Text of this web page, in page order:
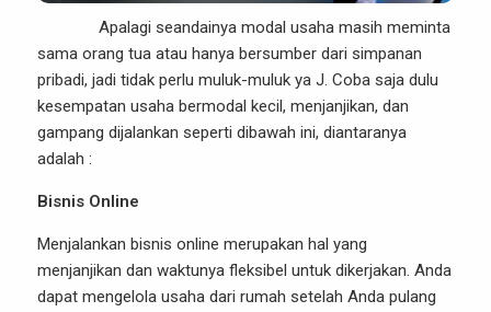
Apalagi seandainya modal usaha masih meminta
sama orang tua atau hanya bersumber dari simpanan
pribadi, jadi tidak perlu muluk-muluk ya J. Coba saja dulu
kesempatan usaha bermodal kecil, menjanjikan, dan
gampang dijalankan seperti dibawah ini, diantaranya
adalah :
Bisnis Online
Menjalankan bisnis online merupakan hal yang
menjanjikan dan waktunya fleksibel untuk dikerjakan. Anda
dapat mengelola usaha dari rumah setelah Anda pulang